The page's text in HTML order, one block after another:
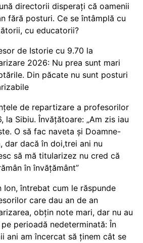
directorii disperați că oamenii
fără posturi. Ce se întâmplă cu
cu educatorii?
de Istorie cu 9.70 la
2026: Nu prea sunt mari
Din păcate nu sunt posturi
de repartizare a profesorilor
la Sibiu. Învățătoare: „Am zis iau
O să fac naveta și Doamne-
dar dacă în doi,trei ani nu
să mă titularizez nu cred că
în învățământ”
Ion, întrebat cum le răspunde
care dau an de an
obțin note mari, dar nu au
perioadă nedeterminată: În
ani am încercat să ținem cât se